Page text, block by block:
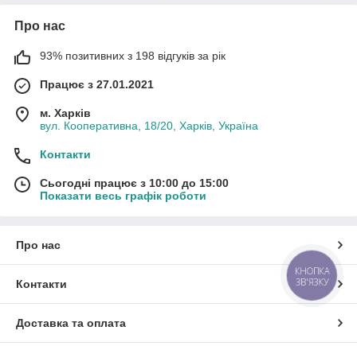
Про нас
93% позитивних з 198 відгуків за рік
Працює з 27.01.2021
м. Харків
вул. Кооперативна, 18/20, Харків, Україна
Контакти
Сьогодні працює з 10:00 до 15:00
Показати весь графік роботи
Про нас
Контакти
Доставка та оплата
КНОПКА
ЗВ'ЯЗКУ